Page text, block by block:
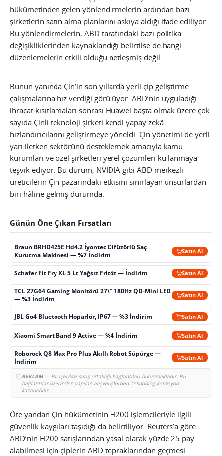
hükümetinden gelen yönlendirmelerin ardından bazı
şirketlerin satın alma planlarını askıya aldığı ifade ediliyor.
Bu yönlendirmelerin, ABD tarafındaki bazı politika
değişikliklerinden kaynaklandığı belirtilse de hangi
düzenlemelerin etkili olduğu netleşmiş değil.
Bunun yanında Çin’in son yıllarda yerli çip geliştirme
çalışmalarına hız verdiği görülüyor. ABD’nin uyguladığı
ihracat kısıtlamaları sonrası Huawei başta olmak üzere çok
sayıda Çinli teknoloji şirketi kendi yapay zekâ
hızlandırıcılarını geliştirmeye yöneldi. Çin yönetimi de yerli
yarı iletken sektörünü desteklemek amacıyla kamu
kurumları ve özel şirketleri yerel çözümleri kullanmaya
teşvik ediyor. Bu durum, NVIDIA gibi ABD merkezli
üreticilerin Çin pazarındaki etkisini sınırlayan unsurlardan
biri hâline gelmiş durumda.
Günün Öne Çıkan Fırsatları
Braun BRHD425E Hd4.2 İyontec Difüzörlü Saç
Kurutma Makinesi — %7 İndirim
Satın Al
Schafer Fit Fry XL 5 Lt Yağsız Fritöz — İndirim Satın Al
TCL 27G64 Gaming Monitörü 27\" 180Hz QD-Mini LED
— %3 İndirim
Satın Al
JBL Go4 Bluetooth Hoparlör, IP67 — %3 İndirim Satın Al
Xiaomi Smart Band 9 Active — %4 İndirim Satın Al
Roborock Q8 Max Pro Plus Akıllı Robot Süpürge —
İndirim
Satın Al
REKLAM— Bu içerikte satış ortaklığı bağlantıları bulunmaktadır. Bu
bağlantılar üzerinden yapılan alışverişlerden Teknoblog komisyon
kazanabilir.
Öte yandan Çin hükümetinin H200 işlemcileriyle ilgili
güvenlik kaygıları taşıdığı da belirtiliyor. Reuters’a göre
ABD’nin H200 satışlarından yasal olarak yüzde 25 pay
alabilmesi için çiplerin ABD topraklarından geçmesi